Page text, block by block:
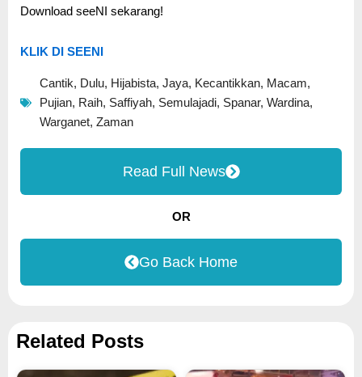
Download seeNI sekarang!
KLIK DI SEENI
Cantik, Dulu, Hijabista, Jaya, Kecantikkan, Macam,
Pujian, Raih, Saffiyah, Semulajadi, Spanar, Wardina,
Warganet, Zaman
Read Full News
OR
Go Back Home
Related Posts